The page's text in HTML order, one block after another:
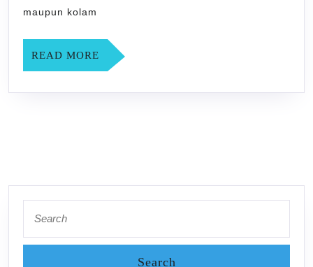
maupun kolam
READ MORE READ
MORE
for: